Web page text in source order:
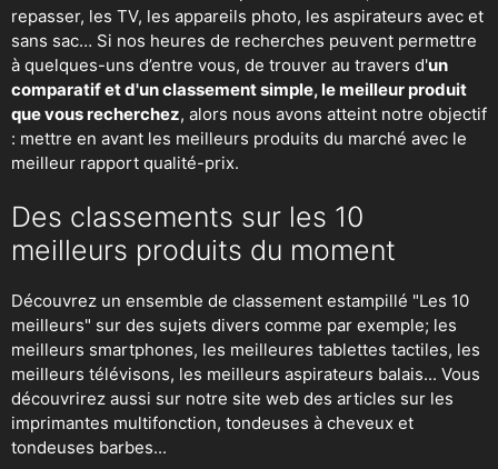
repasser, les TV, les appareils photo, les aspirateurs avec et
sans sac… Si nos heures de recherches peuvent permettre
à quelques-uns d’entre vous, de trouver au travers d'un
comparatif et d'un classement simple, le meilleur produit
que vous recherchez, alors nous avons atteint notre objectif
: mettre en avant les meilleurs produits du marché avec le
meilleur rapport qualité-prix.
Des classements sur les 10
meilleurs produits du moment
Découvrez un ensemble de classement estampillé "Les 10
meilleurs" sur des sujets divers comme par exemple; les
meilleurs smartphones, les meilleures tablettes tactiles, les
meilleurs télévisons, les meilleurs aspirateurs balais... Vous
découvrirez aussi sur notre site web des articles sur les
imprimantes multifonction, tondeuses à cheveux et
tondeuses barbes...